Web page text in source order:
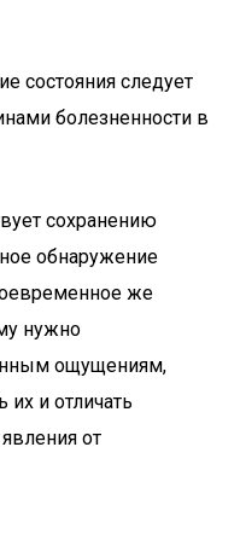
состояния следует
болезненности в
сохранению
обнаружение
же
нужно
ощущениям,
их и отличать
от